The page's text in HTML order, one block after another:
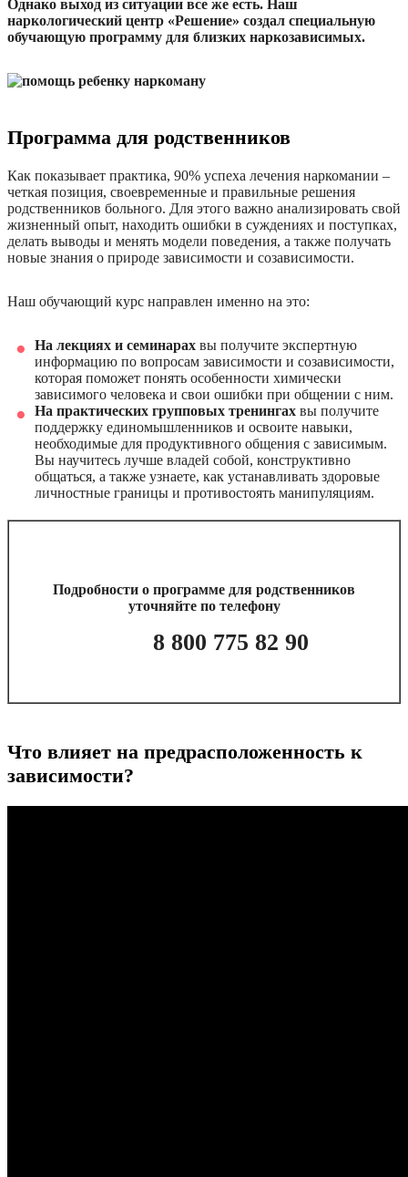
Однако выход из ситуации все же есть. Наш
наркологический центр «Решение» создал специальную
обучающую программу для близких наркозависимых.
Программа для родственников
Как показывает практика, 90% успеха лечения наркомании –
четкая позиция, своевременные и правильные решения
родственников больного. Для этого важно анализировать свой
жизненный опыт, находить ошибки в суждениях и поступках,
делать выводы и менять модели поведения, а также получать
новые знания о природе зависимости и созависимости.
Наш обучающий курс направлен именно на это:
На лекциях и семинарах вы получите экспертную
информацию по вопросам зависимости и созависимости,
которая поможет понять особенности химически
зависимого человека и свои ошибки при общении с ним.
На практических групповых тренингах вы получите
поддержку единомышленников и освоите навыки,
необходимые для продуктивного общения с зависимым.
Вы научитесь лучше владей собой, конструктивно
общаться, а также узнаете, как устанавливать здоровые
личностные границы и противостоять манипуляциям.
Подробности о программе для родственников
уточняйте по телефону
8 800 775 82 90
Что влияет на предрасположенность к
зависимости?